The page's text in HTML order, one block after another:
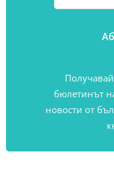
бюлетинът
новости от